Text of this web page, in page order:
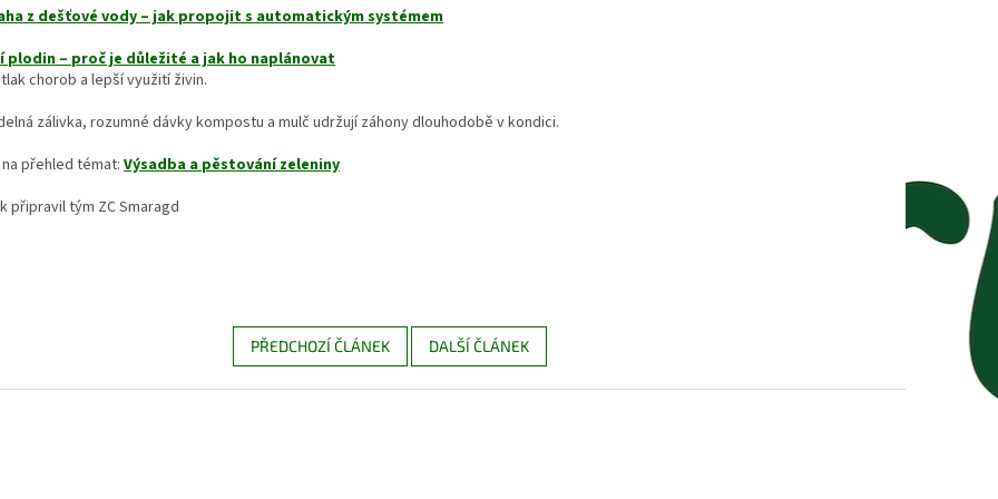
z dešťové vody – jak propojit s automatickým systémem
plodin – proč je důležité a jak ho naplánovat
chorob a lepší využití živin.
zálivka, rozumné dávky kompostu a mulč udržují záhony dlouhodobě v kondici.
přehled témat:Výsadba a pěstování zeleniny
připravil tým ZC Smaragd
PŘEDCHOZÍ ČLÁNEK DALŠÍ ČLÁNEK